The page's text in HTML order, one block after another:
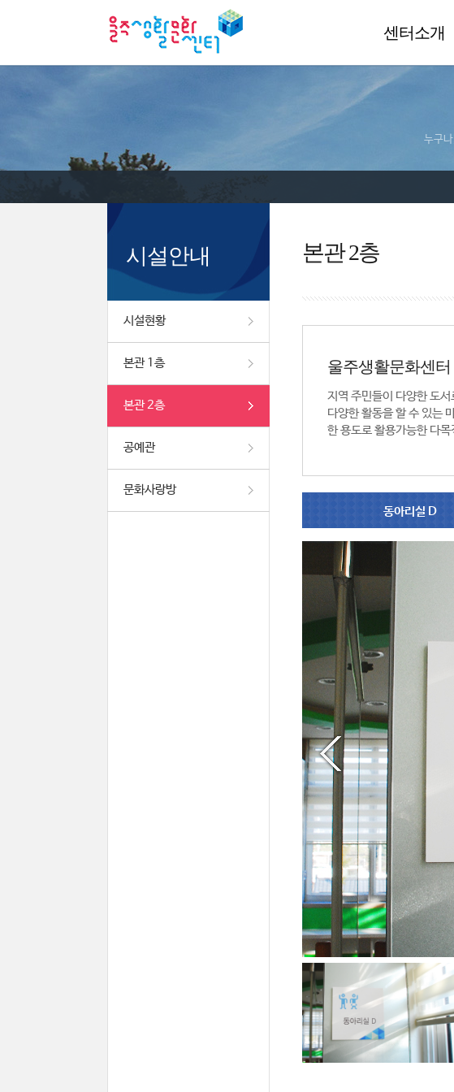
센터소개
누구
시설안내
시설현황
본관 1층
본관 2층
공예관
문화사랑방
본관 2층
울주생활문화센
지역 주민들이 다양한 도
다양한 활동을 할 수 있는
한 용도로 활용가능한 다
동아리실 D